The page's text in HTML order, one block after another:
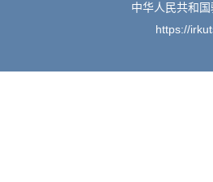
中华人民共和
https://